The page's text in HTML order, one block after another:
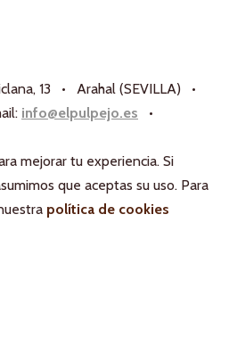
13 • Arahal (SEVILLA) •
info@elpulpejo.es
•
mejorar tu experiencia. Si
que aceptas su uso. Para
política de cookies